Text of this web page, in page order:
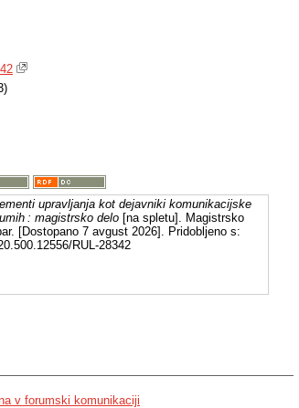
upravljanja kot dejavniki komunikacijske
: magistrsko delo [na spletu]. Magistrsko
[Dostopano 7 avgust 2026]. Pridobljeno s:
RUL-28342
v forumski komunikaciji